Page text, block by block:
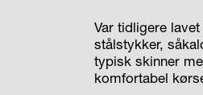
Var tidligere
stålstykker,
typisk skinner
komfortabel